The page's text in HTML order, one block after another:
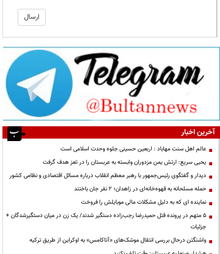
آخرین اخبار
عالم اهل سنت مهاباد : اربعین حسینی جلوه وحدت اسلامی است
یحیی سریع: ارتش یمن مزدوران وابسته به عربستان را در تعز هدف گرفت
دیدار و گفتگوی رئیس‌جمهور با رهبر معظم انقلاب درباره مسائل اقتصادی و نظامی کشور
حمله مسلحانه به قهوه‌خانه‌ای در زاهدان؛ ۲ نفر جان باختند
نماینده ای که به دلیل مشکلات مالی موبایلش را فروخت
۵ متهم در پرونده قتل حمیدرضا رجب‌زاده دستگیر شدند/ یک زن در میان دستگیرشدگان +
جزئیات
واشنگتن درحال بررسی انتقال موشک‌های «آتاکامس» به اوکراین از طریق ترکیه